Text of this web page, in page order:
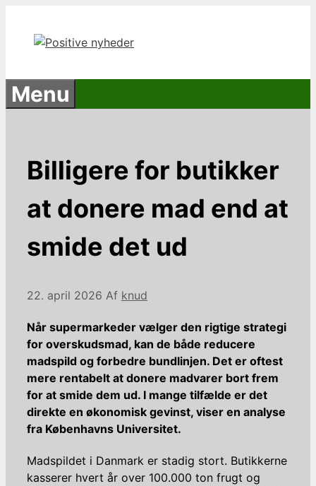
indhold
Menu
Billigere for butikker
at donere mad end at
smide det ud
22. april 2026 Af knud
Når supermarkeder vælger den rigtige strategi
for overskudsmad, kan de både reducere
madspild og forbedre bundlinjen. Det er oftest
mere rentabelt at donere madvarer bort frem
for at smide dem ud. I mange tilfælde er det
direkte en økonomisk gevinst, viser en analyse
fra Københavns Universitet.
Madspildet i Danmark er stadig stort. Butikkerne
kasserer hvert år over 100.000 ton frugt og